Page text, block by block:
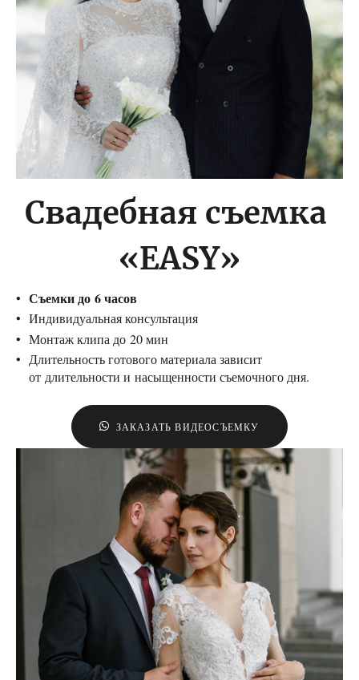
Свадебная съемка
«EASY»
Съемки до 6 часов
Индивидуальная консультация
Монтаж клипа до 20 мин
Длительность готового материала зависит
от длительности и насыщенности съемочного дня.
ЗАКАЗАТЬ ВИДЕОСЪЕМКУ